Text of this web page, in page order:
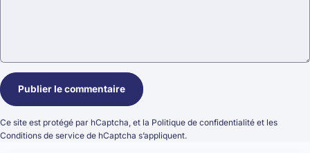
Message
Publier le commentaire
Ce site est protégé par hCaptcha, et la Politique de confidentialité et les
Conditions de service de hCaptcha s’appliquent.